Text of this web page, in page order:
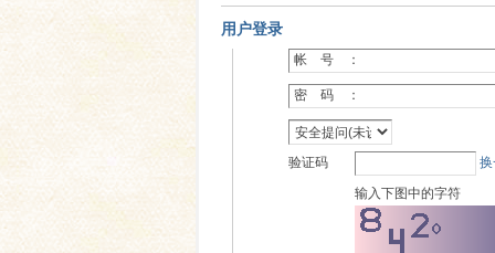
用户登录
帐 号 ：
密 码 ：
验证码
输入下图中的字符